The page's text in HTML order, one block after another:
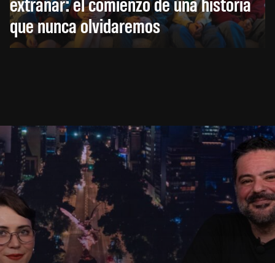
que nunca olvidaremos